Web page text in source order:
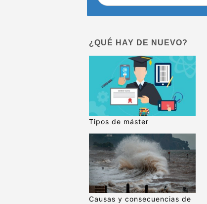
¿QUÉ HAY DE NUEVO?
Tipos de máster
Causas y consecuencias de